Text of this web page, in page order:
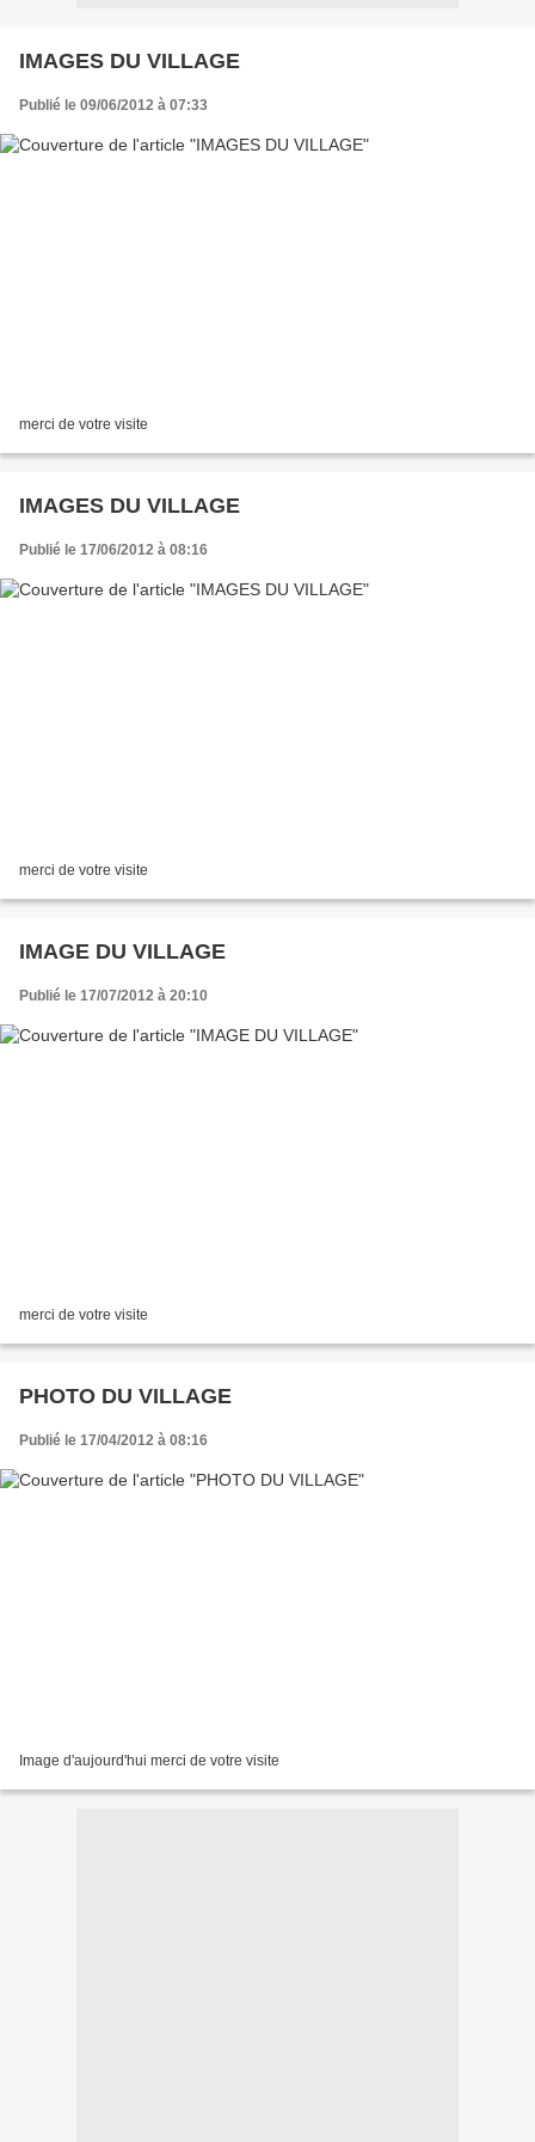
IMAGES DU VILLAGE
Publié le 09/06/2012 à 07:33
merci de votre visite
IMAGES DU VILLAGE
Publié le 17/06/2012 à 08:16
merci de votre visite
IMAGE DU VILLAGE
Publié le 17/07/2012 à 20:10
merci de votre visite
PHOTO DU VILLAGE
Publié le 17/04/2012 à 08:16
Image d'aujourd'hui merci de votre visite